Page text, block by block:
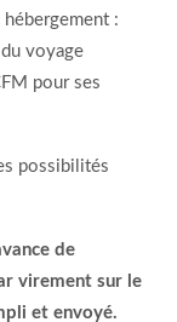
:
voyage
pour ses
possibilités
de
virement sur le
et envoyé.